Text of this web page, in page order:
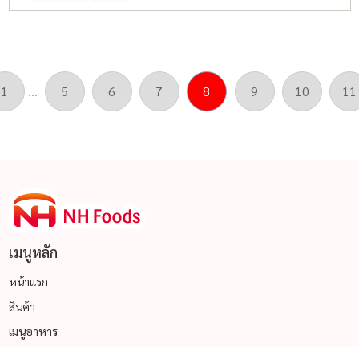
ร่วมกิจกรรมวันเด็กแห่งชาติโดยจัดกิจกรรมที่โรงเรียนวัด
นำมาประกอบอาหาร และแจกให้กับนักเรียนทุกคน ซึ่งได้
ผลตอบรับเป็นอย่างดี
1 ... 5 6 7 8 9 10 11
เมนูหลัก
หน้าแรก
สินค้า
เมนูอาหาร